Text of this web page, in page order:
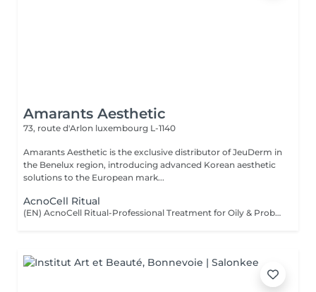
Amarants Aesthetic
73, route d'Arlon luxembourg L-1140
Amarants Aesthetic is the exclusive distributor of JeuDerm in
the Benelux region, introducing advanced Korean aesthetic
solutions to the European mark...
AcnoCell Ritual
(EN) AcnoCell Ritual-Professional Treatment for Oily & Problematic Skin A comprehensive professional treatment specially designed for oily and problematic skin. The procedure focuses on restoring the skin microbiome balance, reducing the appearance of inflammation, regulating sebum production, and strengthening the skin's natural protective barrier. The treatment combines the innovative ALA Factor preparation with advanced next-generation LED light therapy. This combination helps soothe the skin, support its natural recovery processes, and improve the overall condition of the skin. The procedure is performed using professional JeuDerm skincare products, providing the skin with essential care, hydration, and comfort during and after the treatment. Who is this treatment for? * Oily and problematic skin; * Skin prone to inflammation and breakouts; * Excess sebum production; * Dull and uneven complexion; * Weakened skin barrier; * Skin requiring balance restoration and improvement of overall condition. Benefits after the treatment: * Calmer and more balanced-looking skin; * Reduced feeling of excess oiliness; * Fresher and more even complexion; * Improved skin texture; * Support of a healthy skin microbiome balance; * Intensive professional care and hydration. (FR) AcnoCell Ritual-Soin professionnel pour peaux grasses et à problèmes Un soin professionnel complet spécialement conçu pour les peaux grasses et à problèmes. Ce traitement vise à rétablir l'équilibre du microbiome cutané, à réduire l'apparence des inflammations, à réguler la production de sébum et à renforcer la barrière protectrice naturelle de la peau. Le soin associe le produit innovant ALA Factor à une LED-thérapie de dernière génération. Cette combinaison aide à apaiser la peau, à soutenir ses processus naturels de récupération et à améliorer son état général. Le traitement est réalisé avec les produits professionnels JeuDerm, qui apportent à la peau les soins nécessaires, une hydratation optimale et un confort durable pendant et après la procédure. À qui s'adresse ce soin ? * Peaux grasses et à problèmes ; * Peaux sujettes aux inflammations et aux imperfections ; * Excès de sébum ; * Teint terne et irrégulier ; * Barrière cutanée fragilisée ; * Peaux nécessitant un rééquilibrage et une amélioration de leur état général. Résultats après le soin : * Peau plus apaisée et équilibrée ; * Diminution de la sensation de peau grasse ; * Teint plus frais et plus uniforme ; * Texture de peau améliorée ; * Maintien d'un microbiome cutané sain ; * Soin professionnel intensif et hydratation.